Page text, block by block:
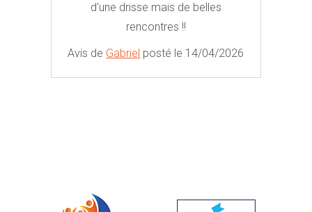
d’une drisse mais de belles
rencontres !!
Avis de Gabriel posté le 14/04/2026